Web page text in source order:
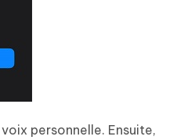
personnelle. Ensuite,